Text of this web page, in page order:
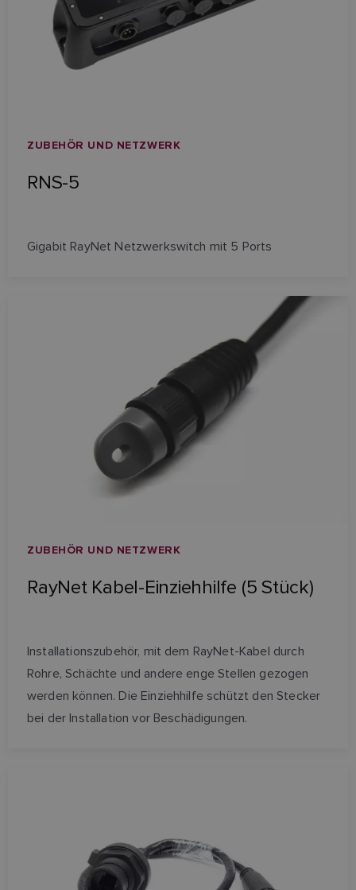
ZUBEHÖR UND NETZWERK
RNS-5
Gigabit RayNet Netzwerkswitch mit 5 Ports
ZUBEHÖR UND NETZWERK
RayNet Kabel-Einziehhilfe (5 Stück)
Installationszubehör, mit dem RayNet-Kabel durch
Rohre, Schächte und andere enge Stellen gezogen
werden können. Die Einziehhilfe schützt den Stecker
bei der Installation vor Beschädigungen.